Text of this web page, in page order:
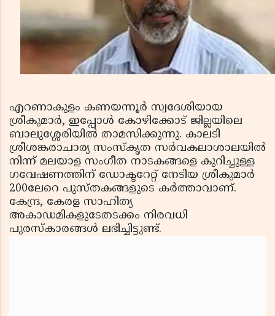
എറണാകുളം കണയന്നൂര്‍ സ്വദേശിയായ
ശ്രീകുമാര്‍, ഇപ്പോള്‍ കോഴിക്കോട് ജില്ലയിലെ
ബാലുശ്ശേരിയില്‍ താമസിക്കുന്നു. കാലടി
ശ്രീശങ്കരാചാര്യ സംസ്‌കൃത സര്‍വകലാശാലയില്‍
നിന്ന് മലയാള സംഗീത നാടകങ്ങളെ കുറിച്ചുള്ള
ഗവേഷണത്തിന് ഡോക്ടറേറ്റ് നേടിയ ശ്രീകുമാര്‍
200ലേറെ പുസ്തകങ്ങളുടെ കര്‍ത്താവാണ്.
കേന്ദ്ര, കേരള സാഹിത്യ
അകാഡമികളുടേതടക്കം നിരവധി
പുരസ്‌കാരങ്ങള്‍ ലഭിച്ചിട്ടുണ്ട്.